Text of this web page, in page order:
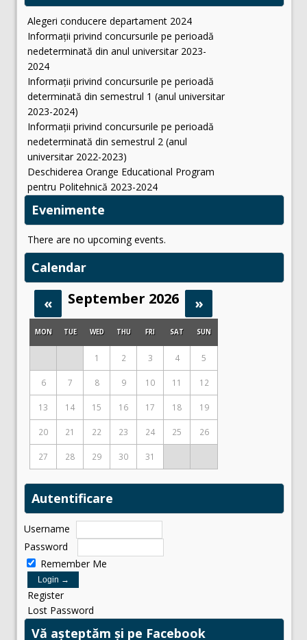
Alegeri conducere departament 2024
Informații privind concursurile pe perioadă
nedeterminată din anul universitar 2023-
2024
Informații privind concursurile pe perioadă
determinată din semestrul 1 (anul universitar
2023-2024)
Informații privind concursurile pe perioadă
nedeterminată din semestrul 2 (anul
universitar 2022-2023)
Deschiderea Orange Educational Program
pentru Politehnică 2023-2024
Evenimente
There are no upcoming events.
Calendar
« September 2026 »
MON TUE WED THU FRI SAT SUN
1 2 3 4 5
6 7 8 9 10 11 12
13 14 15 16 17 18 19
20 21 22 23 24 25 26
27 28 29 30 31
Autentificare
Username
Password
Remember Me
Register
Lost Password
Vă așteptăm și pe Facebook